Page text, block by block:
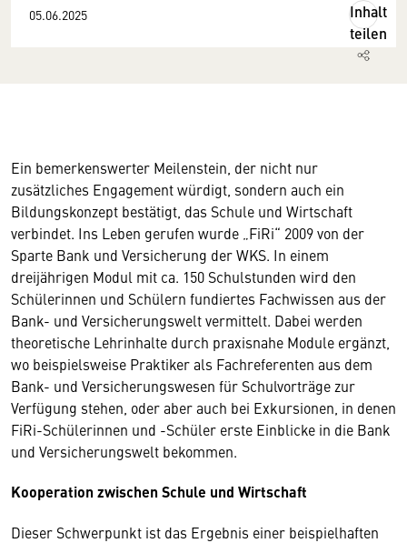
05.06.2025
Inhalt
teilen
Ein bemerkenswerter Meilenstein, der nicht nur
zusätzliches Engagement würdigt, sondern auch ein
Bildungskonzept bestätigt, das Schule und Wirtschaft
verbindet. Ins Leben gerufen wurde „FiRi“ 2009 von der
Sparte Bank und Versicherung der WKS. In einem
dreijährigen Modul mit ca. 150 Schulstunden wird den
Schülerinnen und Schülern fundiertes Fachwissen aus der
Bank- und Versicherungswelt vermittelt. Dabei werden
theoretische Lehrinhalte durch praxisnahe Module ergänzt,
wo beispielsweise Praktiker als Fachreferenten aus dem
Bank- und Versicherungswesen für Schulvorträge zur
Verfügung stehen, oder aber auch bei Exkursionen, in denen
FiRi-Schülerinnen und -Schüler erste Einblicke in die Bank
und Versicherungswelt bekommen.
Kooperation zwischen Schule und Wirtschaft
Dieser Schwerpunkt ist das Ergebnis einer beispielhaften